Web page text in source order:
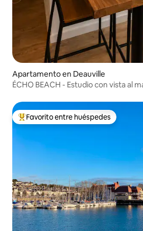
Apartamento en Deauville
ÉCHO BEACH - Estudio con vista al
Favorito entre huéspedes preferido
Favorito entre huéspedes